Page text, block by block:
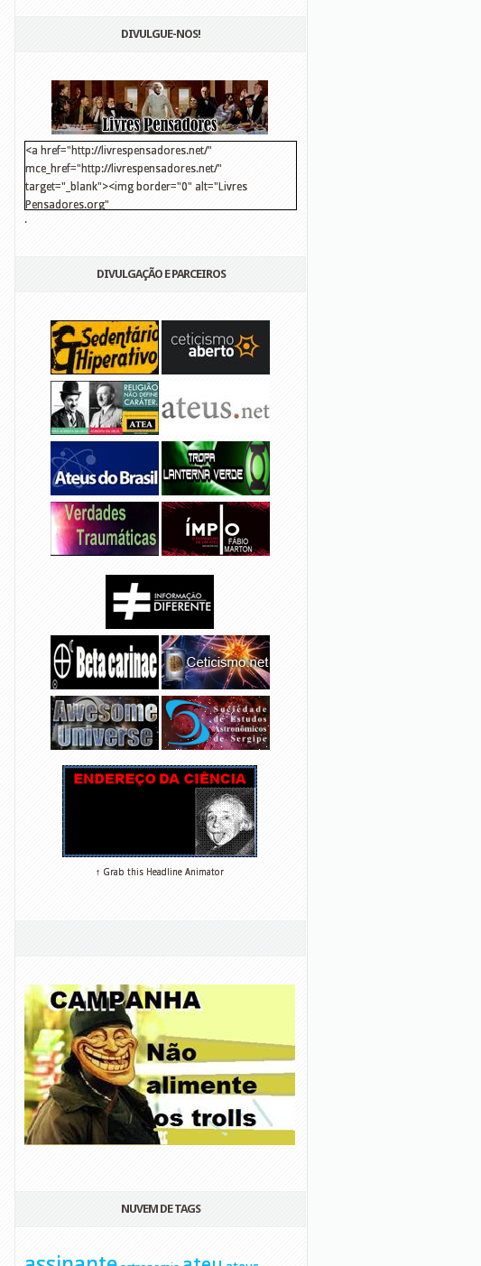
DIVULGUE-NOS!
<a href="http://livrespensadores.net/"
mce_href="http://livrespensadores.net/"
target="_blank"><img border="0" alt="Livres
Pensadores.org"
src="http://lh6.ggpht.com/_25pDjsdjolQ/TNSgK1CylTI/AAAAAAAAAFk/u8d6kvYMhVc/
.
DIVULGAÇÃO E PARCEIROS
↑ Grab this Headline Animator
NUVEM DE TAGS